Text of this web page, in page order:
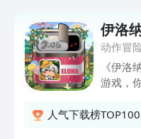
置，挂
同。《
使你离
和其他
同图，
屏聊天
伊洛
动作冒
《伊洛
游戏，
刷，有
人气下载榜TOP100